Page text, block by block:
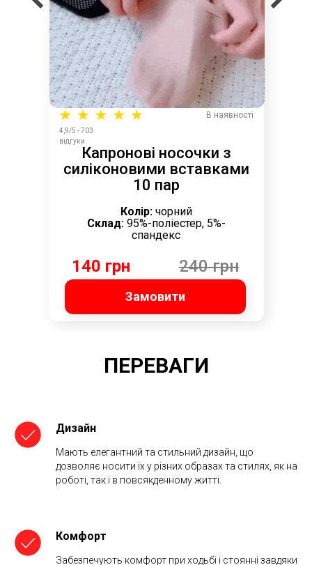
240 грн
140 грн
Капронові носочки з
силіконовими вставками
10 пар
Колір:чорний
Склад:95%-поліестер, 5%-
спандекс
Замовити
В наявності
4,9/5 - 703
відгуки
ПЕРЕВАГИ
Дизайн
Мають елегантний та стильний дизайн, що
дозволяє носити їх у різних образах та стилях, як на
роботі, так і в повсякденному житті.
Комфорт
Забезпечують комфорт при ходьбі і стоянні завдяки